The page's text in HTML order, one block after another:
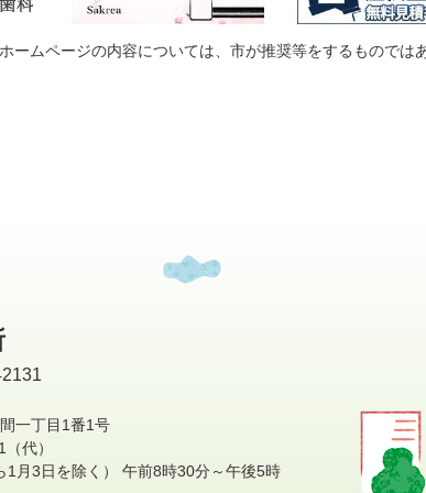
ームページの内容については、市が推奨等をするものでは
一丁目1番1号
代）
1月3日を除く） 午前8時30分～午後5時